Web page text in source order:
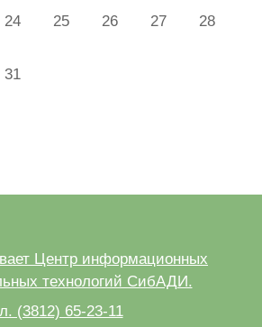
22 июля
вторник 23 июля
Нет событий, среда 24 июля
24 Нет событий, четверг 25 июля
25 Нет событий, пятница
26 Нет событий,
27 Нет
28
29 июля
вторник 30 июля
Нет событий, среда 31 июля
31
Центр информационных
технологий СибАДИ.
(3812) 65-23-11